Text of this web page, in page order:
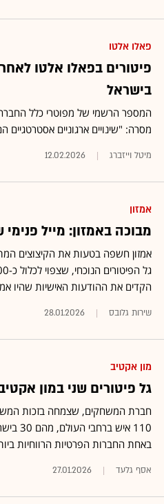
פאלו אלטו
פיטורים בפאלו אלטו
בישראל
המספר הרשמי של מפוטרי כלל
מסרה: "שינויים ארגוניים
מיטל וייזברג 12.02.2026
אמזון
מבוכה באמזון: מייל
אמזון חשפה בטעות את הקיצוצים
הקדים את ההודעות האישיות שהיו
שירות גלובס 28.01.2026
מון אקטיב
גל פיטורים שני במון אקטיב: 110 יפוטרו, גם
באחת החברות הפרטיות הרווחיות
אסף גלעד 27.01.2026